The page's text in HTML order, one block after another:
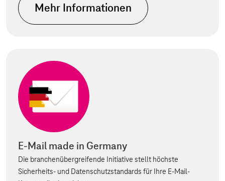
Mehr Informationen
E-Mail made in Germany
Die branchenübergreifende Initiative stellt höchste
Sicherheits- und Datenschutzstandards für Ihre E-Mail-